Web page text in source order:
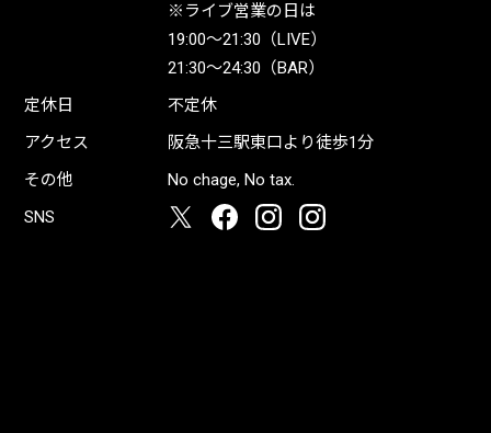
※ライブ営業の日は
19:00〜21:30（LIVE）
21:30〜24:30（BAR）
定休日
不定休
アクセス
阪急十三駅東口より徒歩1分
その他
No chage, No tax.
SNS